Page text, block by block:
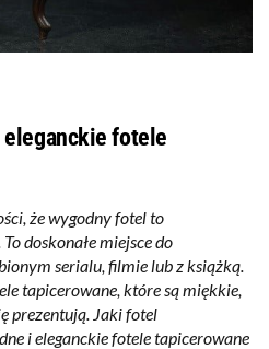
fotele
że wygodny fotel to
doskonałe miejsce do
serialu, filmie lub z książką.
tapicerowane, które są miękkie,
prezentują. Jaki fotel
i eleganckie fotele tapicerowane